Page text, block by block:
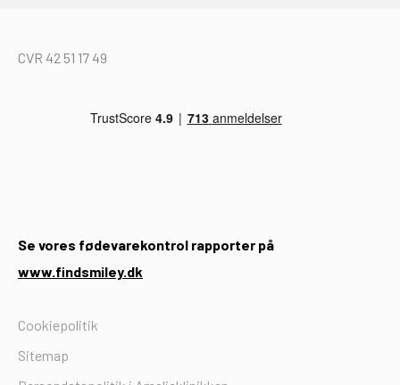
CVR 42 51 17 49
Se vores fødevarekontrol rapporter på
www.findsmiley.dk
Cookiepolitik
Sitemap